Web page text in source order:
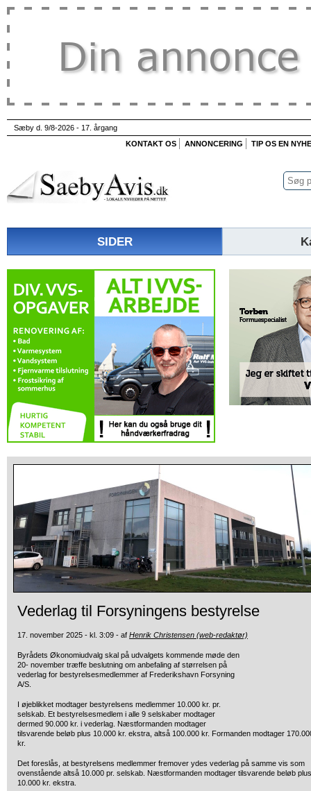
Sæby d. 9/8-2026 - 17. årgang
KONTAKT OS
ANNONCERING TIP OS EN
SIDER
Vederlag til Forsyningens bestyrelse
17. november 2025 - kl. 3:09 - af Henrik Christensen (web-redaktør)
Byrådets Økonomiudvalg skal på udvalgets kommende møde den
20- november træffe beslutning om anbefaling af størrelsen på
vederlag for bestyrelsesmedlemmer af Frederikshavn Forsyning
A/S.
I øjeblikket modtager bestyrelsens medlemmer 10.000 kr. pr.
selskab. Et bestyrelsesmedlem i alle 9 selskaber modtager
dermed 90.000 kr. i vederlag. Næstformanden modtager
tilsvarende beløb plus 10.000 kr. ekstra, altså 100.000 kr. Formanden modtager
kr.
Det foreslås, at bestyrelsens medlemmer fremover ydes vederlag på samme vis som
ovenstående altså 10.000 pr. selskab. Næstformanden modtager tilsvarende beløb plus
10.000 kr. ekstra.